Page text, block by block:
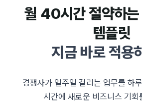
월 40시간 절약하
템플릿
지금 바로 적용
경쟁사가 일주일 걸리는 업무를 하
시간에 새로운 비즈니스 기회